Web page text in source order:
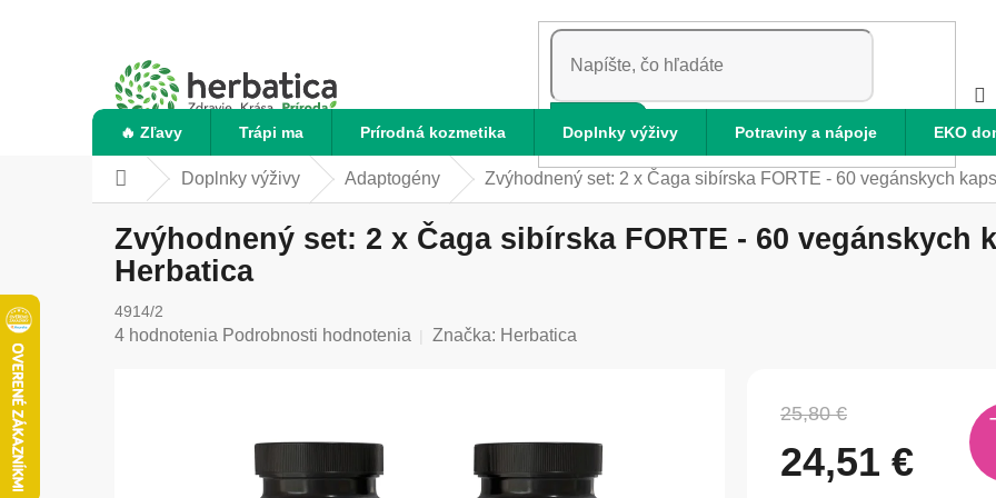
HĽADAŤ
🔥 Zľavy Trápi ma Prírodná kozmetika Doplnky výživy Potraviny a nápoje EKO
DomovDoplnky výživy Adaptogény Zvýhodnený set: 2 x Čaga sibírska FORTE - 60 vegánskych
Zvýhodnený set: 2 x Čaga sibírska FORTE - 60 vegánskych
Herbatica
4914/2
Priemerné
4 hodnotenia Podrobnosti hodnotenia Značka: Herbatica
25,80 €
24,51 €